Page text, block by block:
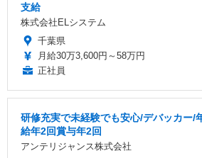
支給
株式会社ELシステム
千葉県
月給30万3,600円～58万円
正社員
研修充実で未経験でも安心/デバッカー/
給年2回賞与年2回
アンテリジャンス株式会社